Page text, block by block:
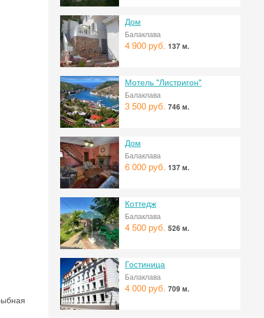
Дом
Балаклава
4 900 руб. 137 м.
Мотель "Листригон"
Балаклава
3 500 руб. 746 м.
Дом
Балаклава
6 000 руб. 137 м.
Коттедж
Балаклава
4 500 руб. 526 м.
Гостиница
Балаклава
4 000 руб. 709 м.